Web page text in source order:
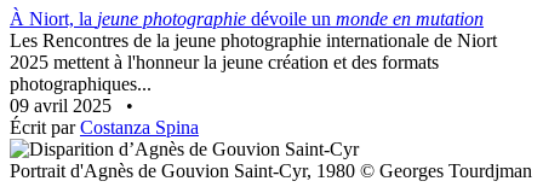
À Niort, la jeune photographie dévoile un monde en mutation
Les Rencontres de la jeune photographie internationale de Niort
2025 mettent à l'honneur la jeune création et des formats
photographiques...
09 avril 2025
•
Écrit parCostanza Spina
Portrait d'Agnès de Gouvion Saint-Cyr, 1980 © Georges Tourdjman